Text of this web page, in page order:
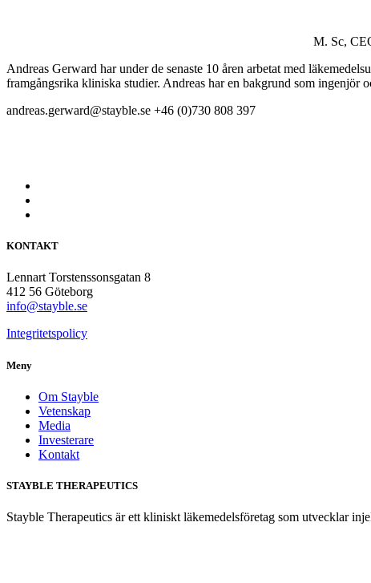
M. Sc,
Andreas Gerward har under de senaste 10 åren arbetat med
framgångsrika kliniska studier. Andreas har en bakgrund som ingenjör
andreas.gerward@stayble.se +46 (0)730 808 397
KONTAKT
Lennart Torstenssonsgatan 8
412 56 Göteborg
info@stayble.se
Integritetspolicy
Meny
Om Stayble
Vetenskap
Media
Investerare
Kontakt
STAYBLE THERAPEUTICS
Stayble Therapeutics är ett kliniskt läkemedelsföretag som utvecklar